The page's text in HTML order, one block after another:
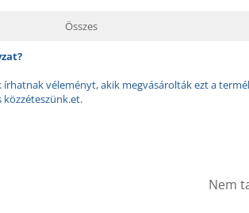
Összes
írhatnak véleményt, akik megvásárolták ezt a
közzéteszünk.et.
Nem